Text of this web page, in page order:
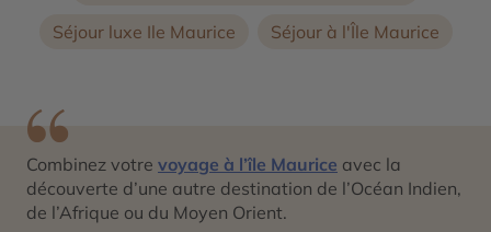
Séjour luxe Ile Maurice
Séjour à l'Île Maurice
Combinez votre voyage à l’île Maurice avec la
découverte d’une autre destination de l’Océan Indien,
de l’Afrique ou du Moyen Orient.